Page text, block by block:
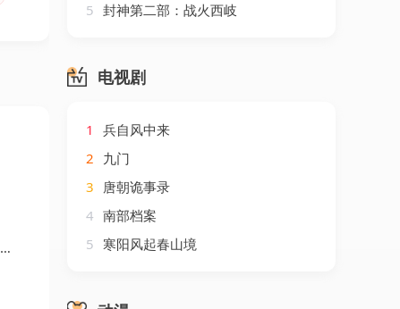
5 封神第二部：战火西岐
电视剧
1
兵自风中来
2 九门
3 唐朝诡事录
4 南部档案
5 寒阳风起春山境